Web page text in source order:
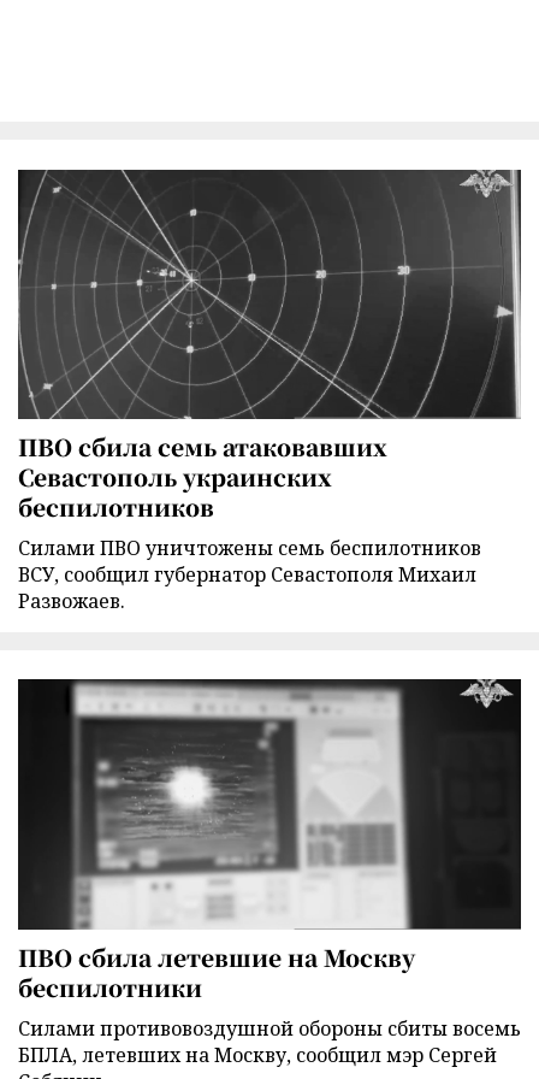
ПВО сбила семь атаковавших
Севастополь украинских
беспилотников
Силами ПВО уничтожены семь беспилотников
ВСУ, сообщил губернатор Севастополя Михаил
Развожаев.
ПВО сбила летевшие на Москву
беспилотники
Силами противовоздушной обороны сбиты восемь
БПЛА, летевших на Москву, сообщил мэр Сергей